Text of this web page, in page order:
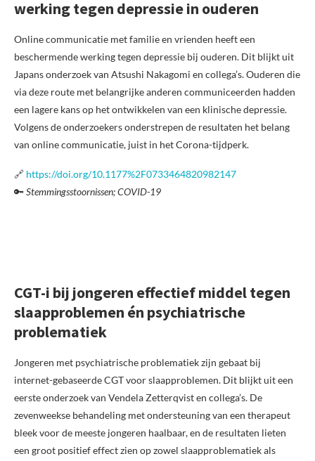
werking tegen depressie in ouderen
Online communicatie met familie en vrienden heeft een
beschermende werking tegen depressie bij ouderen. Dit blijkt uit
Japans onderzoek van Atsushi Nakagomi en collega’s. Ouderen die
via deze route met belangrijke anderen communiceerden hadden
een lagere kans op het ontwikkelen van een klinische depressie.
Volgens de onderzoekers onderstrepen de resultaten het belang
van online communicatie, juist in het Corona-tijdperk.
🔗 https://doi.org/10.1177%2F0733464820982147
🔑Stemmingsstoornissen; COVID-19
CGT-i bij jongeren effectief middel tegen
slaapproblemen én psychiatrische
problematiek
Jongeren met psychiatrische problematiek zijn gebaat bij
internet-gebaseerde CGT voor slaapproblemen. Dit blijkt uit een
eerste onderzoek van Vendela Zetterqvist en collega’s. De
zevenweekse behandeling met ondersteuning van een therapeut
bleek voor de meeste jongeren haalbaar, en de resultaten lieten
een groot positief effect zien op zowel slaapproblematiek als